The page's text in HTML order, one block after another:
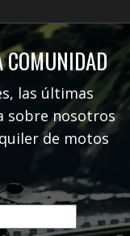
COMUNIDAD
las últimas
sobre nosotros
de motos